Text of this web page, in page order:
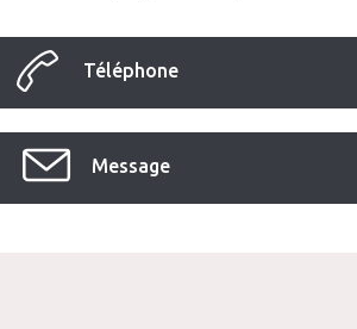
Téléphone
Message